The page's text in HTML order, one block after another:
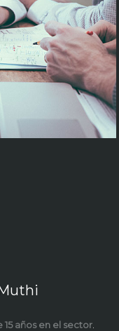
años en el sector